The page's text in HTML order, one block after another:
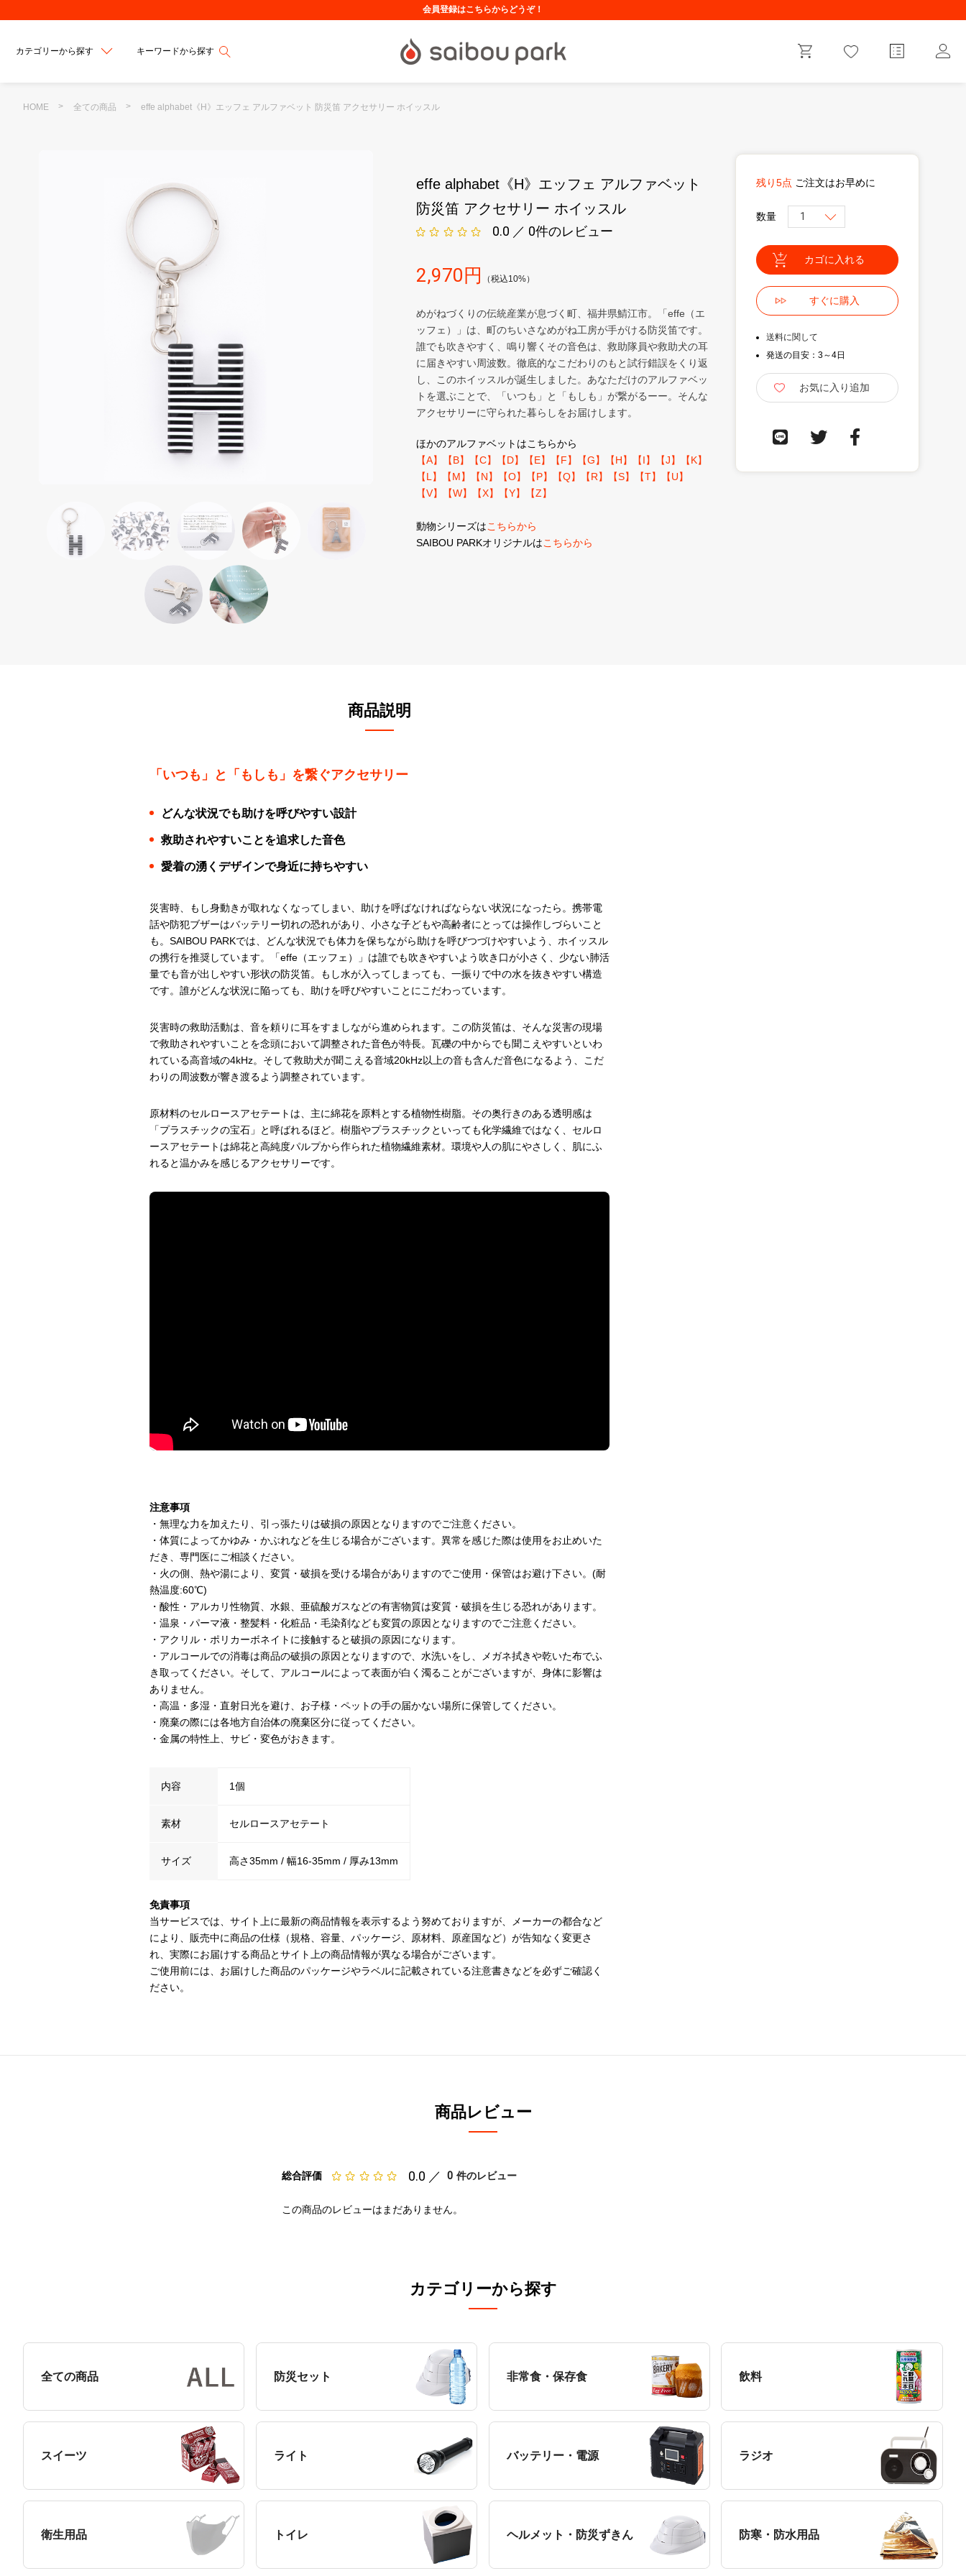
会員登録はこちらからどうぞ！
カテゴリーから探す キーワードから探す
HOME 全ての商品 effe alphabet《H》エッフェ アルファベット 防災笛 アクセサリー ホイッスル
effe alphabet《H》エッフェ アルファベット
防災笛 アクセサリー ホイッスル
0.0 ／ 0件のレビュー
2,970 円 （税込10%）
めがねづくりの伝統産業が息づく町、福井県鯖江市。「effe（エ
ッフェ）」は、町のちいさなめがね工房が手がける防災笛です。
誰でも吹きやすく、鳴り響くその音色は、救助隊員や救助犬の耳
に届きやすい周波数。徹底的なこだわりのもと試行錯誤をくり返
し、このホイッスルが誕生しました。あなただけのアルファベッ
トを選ぶことで、「いつも」と「もしも」が繋がるーー。そんな
アクセサリーに守られた暮らしをお届けします。
ほかのアルファベットはこちらから
【A】
【B】 【C】 【D】 【E】 【F】 【G】 【H】 【I】 【J】
【K】
【L】
【M】 【N】 【O】 【P】 【Q】 【R】 【S】 【T】
【U】
【V】
【W】 【X】 【Y】 【Z】
動物シリーズはこちらから
SAIBOU PARKオリジナルはこちらから
残り5点 ご注文はお早めに
数量
送料に関して
発送の目安：3～4日
商品説明
「いつも」と「もしも」を繋ぐアクセサリー
どんな状況でも助けを呼びやすい設計
救助されやすいことを追求した音色
愛着の湧くデザインで身近に持ちやすい
災害時、もし身動きが取れなくなってしまい、助けを呼ばなければならない状況になったら。携帯電
話や防犯ブザーはバッテリー切れの恐れがあり、小さな子どもや高齢者にとっては操作しづらいこと
も。SAIBOU PARKでは、どんな状況でも体力を保ちながら助けを呼びつづけやすいよう、ホイッスル
の携行を推奨しています。「effe（エッフェ）」は誰でも吹きやすいよう吹き口が小さく、少ない肺活
量でも音が出しやすい形状の防災笛。もし水が入ってしまっても、一振りで中の水を抜きやすい構造
です。誰がどんな状況に陥っても、助けを呼びやすいことにこだわっています。
災害時の救助活動は、音を頼りに耳をすましながら進められます。この防災笛は、そんな災害の現場
で救助されやすいことを念頭において調整された音色が特長。瓦礫の中からでも聞こえやすいといわ
れている高音域の4kHz。そして救助犬が聞こえる音域20kHz以上の音も含んだ音色になるよう、こだ
わりの周波数が響き渡るよう調整されています。
原材料のセルロースアセテートは、主に綿花を原料とする植物性樹脂。その奥行きのある透明感は
「プラスチックの宝石」と呼ばれるほど。樹脂やプラスチックといっても化学繊維ではなく、セルロ
ースアセテートは綿花と高純度パルプから作られた植物繊維素材。環境や人の肌にやさしく、肌にふ
れると温かみを感じるアクセサリーです。
注意事項
・無理な力を加えたり、引っ張たりは破損の原因となりますのでご注意ください。
・体質によってかゆみ・かぶれなどを生じる場合がございます。異常を感じた際は使用をお止めいた
だき、専門医にご相談ください。
・火の側、熱や湯により、変質・破損を受ける場合がありますのでご使用・保管はお避け下さい。(耐
熱温度:60℃)
・酸性・アルカリ性物質、水銀、亜硫酸ガスなどの有害物質は変質・破損を生じる恐れがあります。
・温泉・パーマ液・整髪料・化粧品・毛染剤なども変質の原因となりますのでご注意ください。
・アクリル・ポリカーボネイトに接触すると破損の原因になります。
・アルコールでの消毒は商品の破損の原因となりますので、水洗いをし、メガネ拭きや乾いた布でふ
き取ってください。そして、アルコールによって表面が白く濁ることがございますが、身体に影響は
ありません。
・高温・多湿・直射日光を避け、お子様・ペットの手の届かない場所に保管してください。
・廃棄の際には各地方自治体の廃棄区分に従ってください。
・金属の特性上、サビ・変色がおきます。
内容 1個
素材 セルロースアセテート
サイズ 高さ35mm / 幅16-35mm / 厚み13mm
免責事項
当サービスでは、サイト上に最新の商品情報を表示するよう努めておりますが、メーカーの都合など
により、販売中に商品の仕様（規格、容量、パッケージ、原材料、原産国など）が告知なく変更さ
れ、実際にお届けする商品とサイト上の商品情報が異なる場合がございます。
ご使用前には、お届けした商品のパッケージやラベルに記載されている注意書きなどを必ずご確認く
ださい。
商品レビュー
総合評価 0.0 ／ 0 件のレビュー
この商品のレビューはまだありません。
カテゴリーから探す
全ての商品 防災セット 非常食・保存食 飲料
スイーツ ライト バッテリー・電源 ラジオ
衛生用品 トイレ ヘルメット・防災ずきん 防寒・防水用品